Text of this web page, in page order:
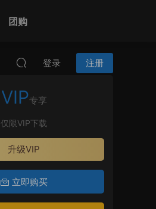
团购
登录 注册
VIP专享
仅限VIP下载
升级VIP
立即购买